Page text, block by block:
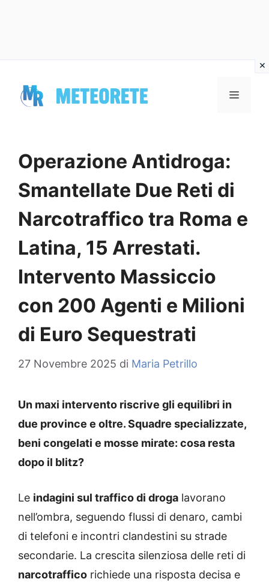
contenuto
MENU
Operazione Antidroga:
Smantellate Due Reti di
Narcotraffico tra Roma e
Latina, 15 Arrestati.
Intervento Massiccio
con 200 Agenti e Milioni
di Euro Sequestrati
27 Novembre 2025 di Maria Petrillo
Un maxi intervento riscrive gli equilibri in
due province e oltre. Squadre specializzate,
beni congelati e mosse mirate: cosa resta
dopo il blitz?
Le indagini sul traffico di droga lavorano
nell’ombra, seguendo flussi di denaro, cambi
di telefoni e incontri clandestini su strade
secondarie. La crescita silenziosa delle reti di
narcotraffico richiede una risposta decisa e